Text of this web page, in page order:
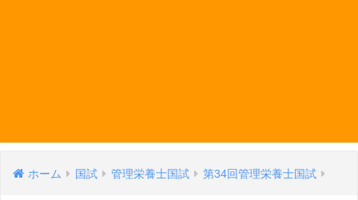
ホーム 国試 管理栄養士国試 第34回管理栄養士国試